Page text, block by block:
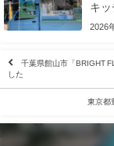
キッ
2026
千葉県館山市「BRIGHT
した
東京都